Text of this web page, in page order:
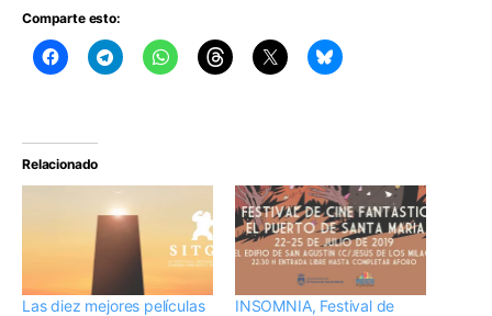
Comparte esto:
Relacionado
Las diez mejores películas
INSOMNIA, Festival de